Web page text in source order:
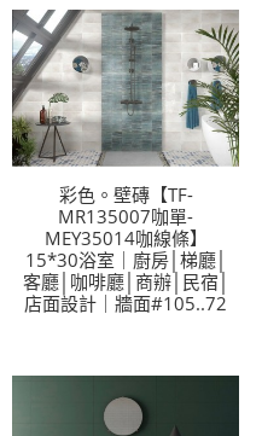
彩色。壁磚【TF-
MR135007咖單-
MEY35014咖線條】
15*30浴室｜廚房│梯廳│
客廳│咖啡廳│商辦│民宿│
店面設計｜牆面#105..72